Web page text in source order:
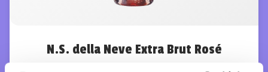
N.S. della Neve Extra Brut Rosé